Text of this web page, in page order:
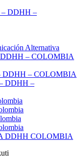
DDHH –
Alternativa
– COLOMBIA
– COLOMBIA
DDHH –
DDHH COLOMBIA